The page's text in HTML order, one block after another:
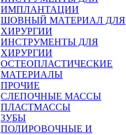
ИМПЛАНТАЦИИ
ШОВНЫЙ МАТЕРИАЛ ДЛЯ
ХИРУРГИИ
ИНСТРУМЕНТЫ ДЛЯ
ХИРУРГИИ
ОСТЕОПЛАСТИЧЕСКИЕ
МАТЕРИАЛЫ
ПРОЧИЕ
СЛЕПОЧНЫЕ МАССЫ
ПЛАСТМАССЫ
ЗУБЫ
ПОЛИРОВОЧНЫЕ И